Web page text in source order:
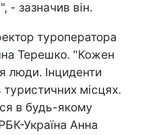
- зазначив він.
туроператора
Терешко. "Кожен
люди. Інциденти
туристичних місцях.
в будь-якому
Україна Анна